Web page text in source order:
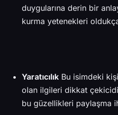
duygularına derin bir
kurma yetenekleri
Yaratıcılık Bu isimdeki
olan ilgileri dikkat
bu güzellikleri paylaşma